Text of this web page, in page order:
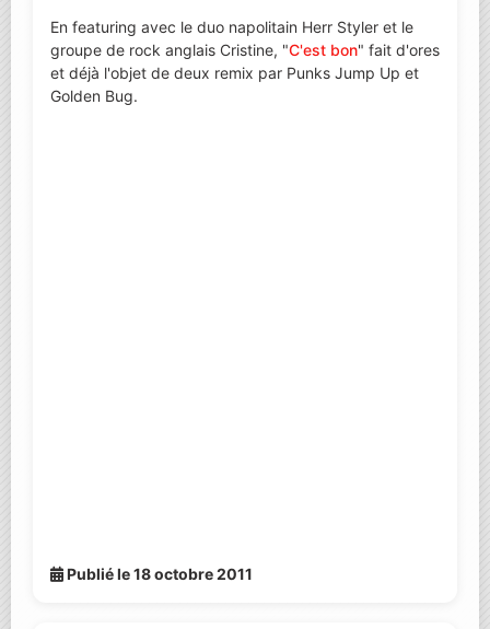
En featuring avec le duo napolitain Herr Styler et le
groupe de rock anglais Cristine, "C'est bon" fait d'ores
et déjà l'objet de deux remix par Punks Jump Up et
Golden Bug.
Publié le 18 octobre 2011